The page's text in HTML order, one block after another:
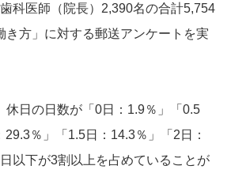
科医師（院長）2,390名の合計5,754
き方」に対する郵送アンケートを実
休日の日数が「0日：1.9％」「0.5
29.3％」「1.5日：14.3％」「2日：
以下が3割以上を占めていることが